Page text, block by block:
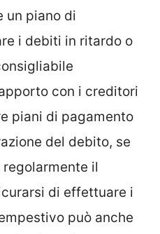
un piano di
i debiti in ritardo o
con i creditori
piani di pagamento
del debito, se
il
di effettuare i
può anche